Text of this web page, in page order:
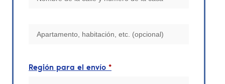
Región para el envío *